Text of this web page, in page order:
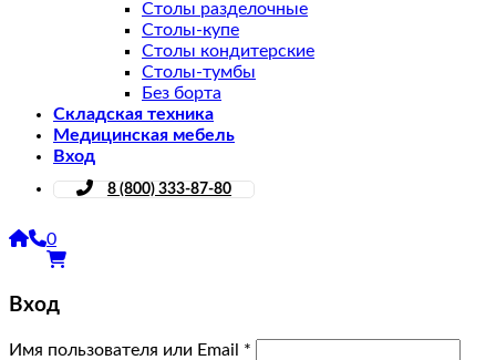
Столы разделочные
Столы-купе
Столы кондитерские
Столы-тумбы
Без борта
Складская техника
Медицинская мебель
Вход
8 (800) 333-87-80
0
Вход
Имя пользователя или Email *